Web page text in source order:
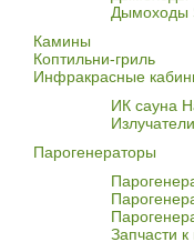
Дымоходы
Камины
Коптильни-гриль
Инфракрасные
ИК сауна
Излучатели
Парогенераторы
Запчасти